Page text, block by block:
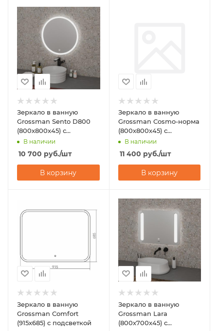
Зеркало в ванную
Grossman Sento D800
(800х800х45) с
подсветкой
В наличии
10 700 руб./шт
В корзину
Зеркало в ванную
Grossman Cosmo-норма
(800х800х45) с
подсветкой
В наличии
11 400 руб./шт
В корзину
Зеркало в ванную
Grossman Comfort
(915х685) с подсветкой
Зеркало в ванную
Grossman Lara
(800х700х45) с